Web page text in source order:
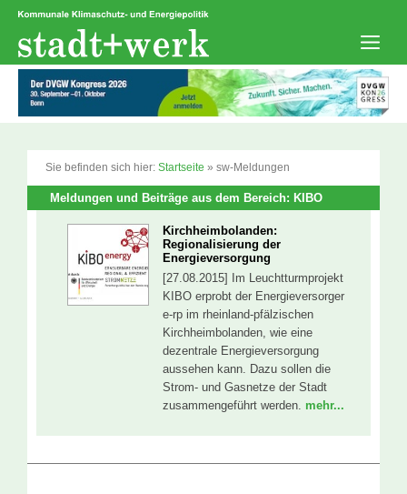
Zum
springen
Sie befinden sich hier: Startseite » sw-Meldungen
Meldungen und Beiträge aus dem Bereich: KIBO
Kirchheimbolanden:
Regionalisierung der
Energieversorgung
[27.08.2015] Im Leuchtturmprojekt
KIBO erprobt der Energieversorger
e-rp im rheinland-pfälzischen
Kirchheimbolanden, wie eine
dezentrale Energieversorgung
aussehen kann. Dazu sollen die
Strom- und Gasnetze der Stadt
zusammengeführt werden. mehr...